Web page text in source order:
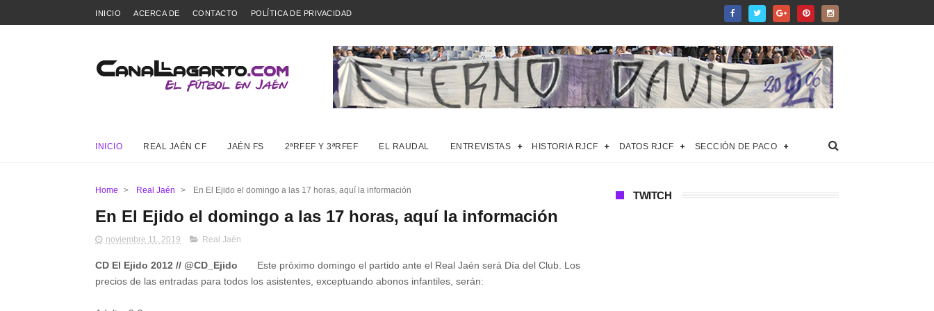
INICIO ACERCA DE CONTACTO POLÍTICA DE PRIVACIDAD
INICIO REAL JAÉN CF JAÉN FS 2ªRFEF Y 3ªRFEF EL RAUDAL ENTREVISTAS HISTORIA RJCF DATOS RJCF SECCIÓN DE PACO
Home > Real Jaén > En El Ejido el domingo a las 17 horas, aquí la información
En El Ejido el domingo a las 17 horas, aquí la información
noviembre 11, 2019 Real Jaén
CD El Ejido 2012 // @CD_Ejido Este próximo domingo el partido ante el Real Jaén será Día del Club. Los
precios de las entradas para todos los asistentes, exceptuando abonos infantiles, serán:
TWITCH